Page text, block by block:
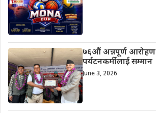
७६औं अन्नपूर्ण आरोहण
पर्यटनकर्मीलाई सम्मान
June 3, 2026